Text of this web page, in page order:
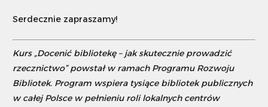
Serdecznie zapraszamy!
Kurs „Docenić bibliotekę – jak skutecznie prowadzić
rzecznictwo” powstał w ramach Programu Rozwoju
Bibliotek. Program wspiera tysiące bibliotek publicznych
w całej Polsce w pełnieniu roli lokalnych centrów